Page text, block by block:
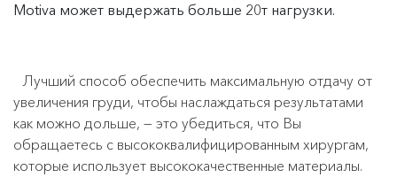
Motiva может выдержать больше 20т нагрузки.
Лучший способ обеспечить максимальную отдачу от
увеличения груди, чтобы наслаждаться результатами
как можно дольше, — это убедиться, что Вы
обращаетесь с высококвалифицированным хирургам,
которые использует высококачественные материалы.